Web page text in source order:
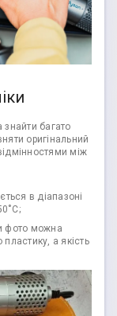
багато
оригінальний
між
в діапазоні
фото можна
а якість